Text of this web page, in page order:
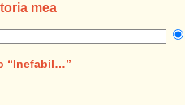
mea
“Inefabil…”